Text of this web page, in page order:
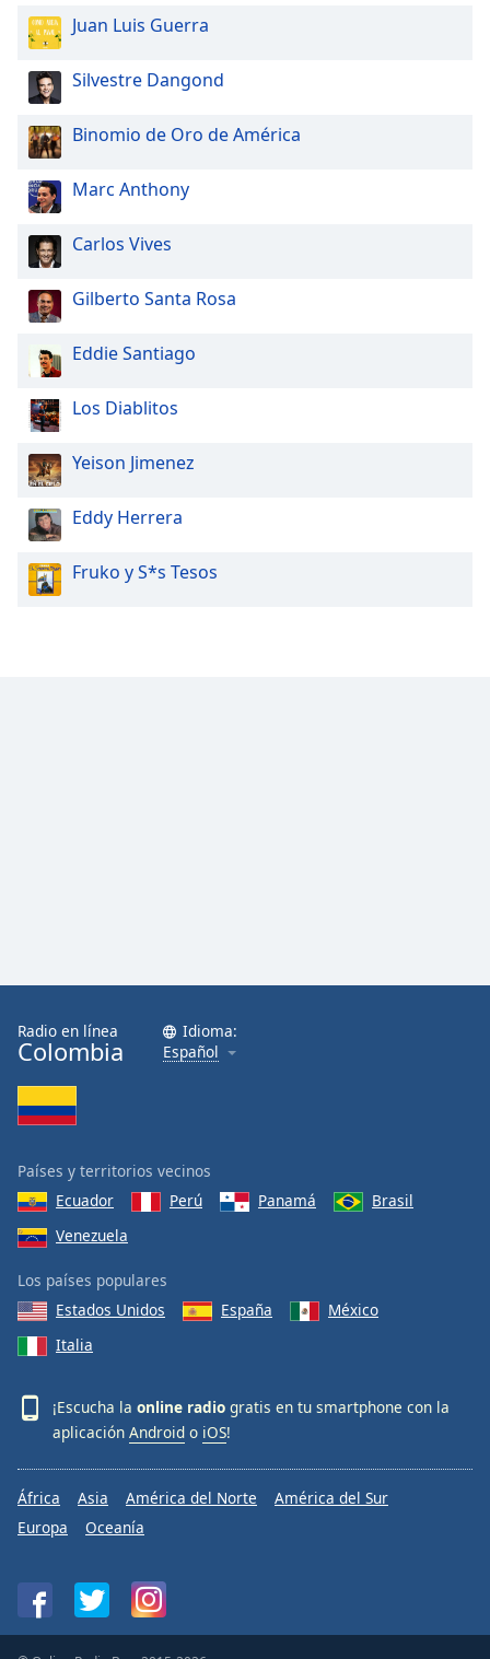
Juan Luis Guerra
Silvestre Dangond
Binomio de Oro de América
Marc Anthony
Carlos Vives
Gilberto Santa Rosa
Eddie Santiago
Los Diablitos
Yeison Jimenez
Eddy Herrera
Fruko y S*s Tesos
Radio en línea
Colombia
Idioma:
Español
Países y territorios vecinos
Ecuador
Perú Panamá
Brasil
Venezuela
Los países populares
Estados Unidos
España
México
Italia
¡Escucha la online radio gratis en tu smartphone con la
aplicación Android o iOS!
África Asia América del Norte
América del Sur
Europa
Oceanía